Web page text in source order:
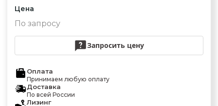
Цена
По запросу
Запросить цену
Оплата
Принимаем любую оплату
Доставка
По всей России
Лизинг